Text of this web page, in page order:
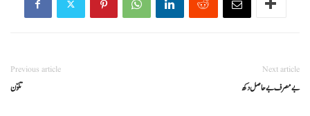
Previous article
تلوّن
Next article
بے مصرف بے حاصل دکھ